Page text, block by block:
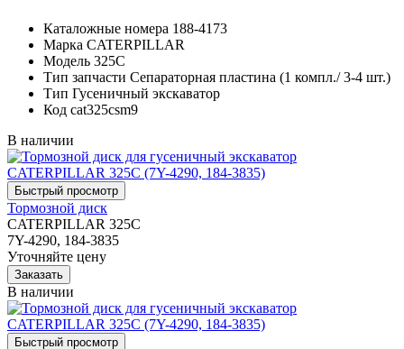
Каталожные номера 188-4173
Марка CATERPILLAR
Модель 325C
Тип запчасти Сепараторная пластина (1 компл./ 3-4 шт.)
Тип Гусеничный экскаватор
Код cat325csm9
В наличии
Тормозной диск
CATERPILLAR 325C
7Y-4290, 184-3835
Уточняйте цену
В наличии